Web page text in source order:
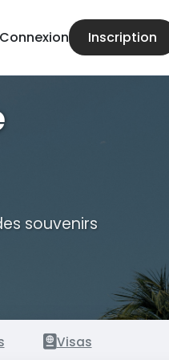
Connexion Inscription
souvenirs
Visas